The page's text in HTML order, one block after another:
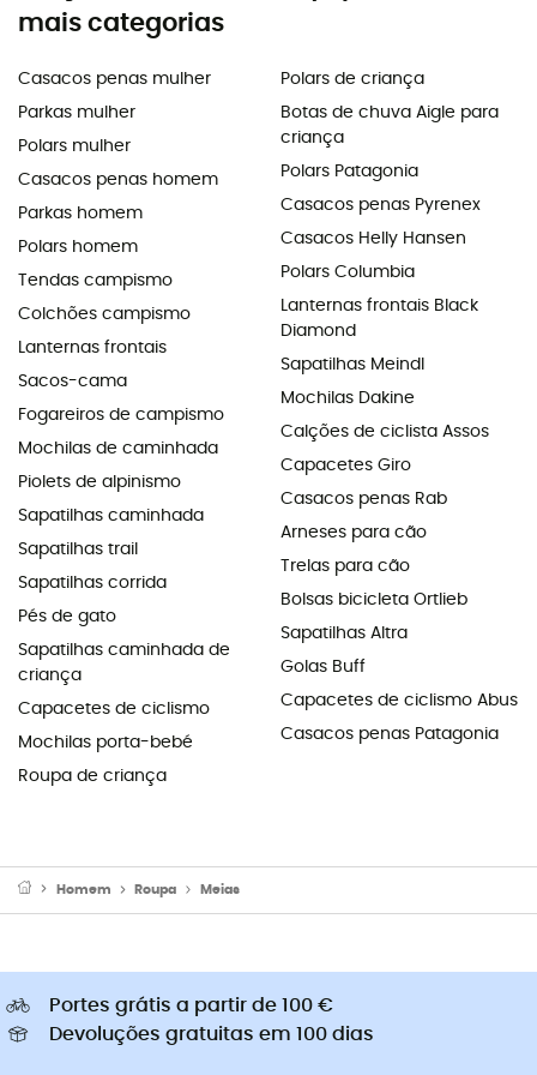
mais categorias
Casacos penas mulher
Parkas mulher
Polars mulher
Casacos penas homem
Parkas homem
Polars homem
Tendas campismo
Colchões campismo
Lanternas frontais
Sacos-cama
Fogareiros de campismo
Mochilas de caminhada
Piolets de alpinismo
Sapatilhas caminhada
Sapatilhas trail
Sapatilhas corrida
Pés de gato
Sapatilhas caminhada de
criança
Capacetes de ciclismo
Mochilas porta-bebé
Roupa de criança
Polars de criança
Botas de chuva Aigle para
criança
Polars Patagonia
Casacos penas Pyrenex
Casacos Helly Hansen
Polars Columbia
Lanternas frontais Black
Diamond
Sapatilhas Meindl
Mochilas Dakine
Calções de ciclista Assos
Capacetes Giro
Casacos penas Rab
Arneses para cão
Trelas para cão
Bolsas bicicleta Ortlieb
Sapatilhas Altra
Golas Buff
Capacetes de ciclismo Abus
Casacos penas Patagonia
Homem Roupa Meias
Portes grátis a partir de 100 €
Devoluções gratuitas em 100 dias